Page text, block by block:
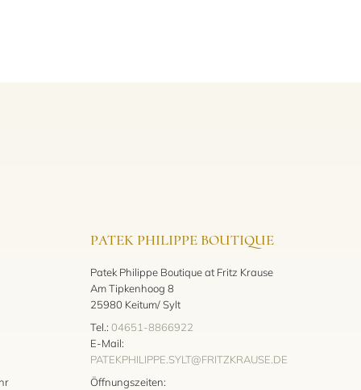
PATEK PHILIPPE BOUTIQUE
Patek Philippe Boutique at Fritz Krause
Am Tipkenhoog 8
25980 Keitum/ Sylt
Tel.: 04651-8866922
E-Mail:
PATEKPHILIPPE.SYLT@FRITZKRAUSE.DE
Öffnungszeiten: